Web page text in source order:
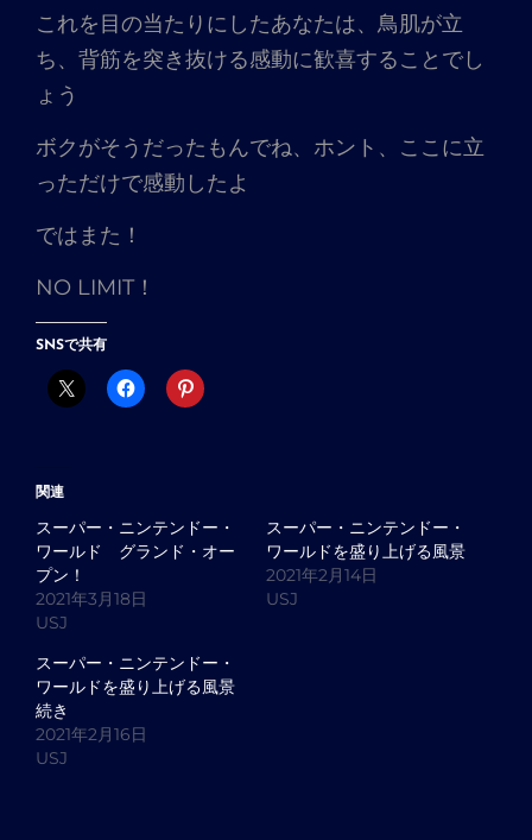
これを目の当たりにしたあなたは、鳥肌が立
ち、背筋を突き抜ける感動に歓喜することでし
ょう
ボクがそうだったもんでね、ホント、ここに立
っただけで感動したよ
ではまた！
NO LIMIT！
SNSで共有
関連
スーパー・ニンテンドー・
ワールド グランド・オー
プン！
2021年3月18日
USJ
スーパー・ニンテンドー・
ワールドを盛り上げる風景
2021年2月14日
USJ
スーパー・ニンテンドー・
ワールドを盛り上げる風景
続き
2021年2月16日
USJ